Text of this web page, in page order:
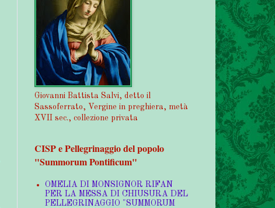
Giovanni Battista Salvi, detto il
Sassoferrato, Vergine in preghiera, metà
XVII sec., collezione privata
CISP e Pellegrinaggio del popolo
"Summorum Pontificum"
OMELIA DI MONSIGNOR RIFAN
PER LA MESSA DI CHIUSURA DEL
PELLEGRINAGGIO "SUMMORUM